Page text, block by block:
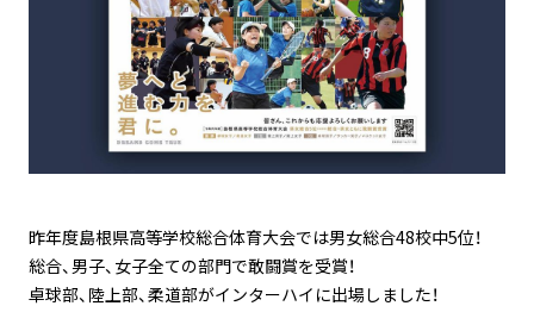
昨年度島根県高等学校総合体育大会では男女総合48校中5位！
総合、男子、女子全ての部門で敢闘賞を受賞！
卓球部、陸上部、柔道部がインターハイに出場しました！